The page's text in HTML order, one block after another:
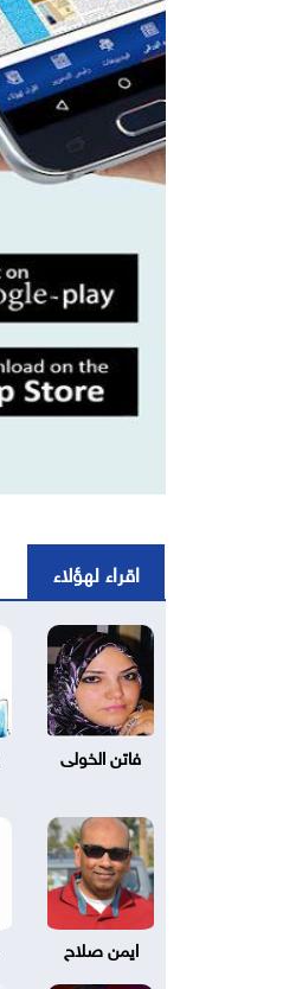
اقراء لهؤلاء
فاتن الخولى
ايمن صلاح